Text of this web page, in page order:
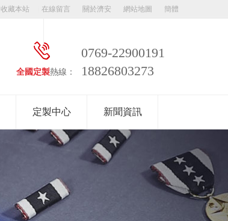
收藏本站 在線留言 關於濟安 網站地圖 簡體
全國定製熱線：
0769-22900191
18826803273
定製中心 新聞資訊